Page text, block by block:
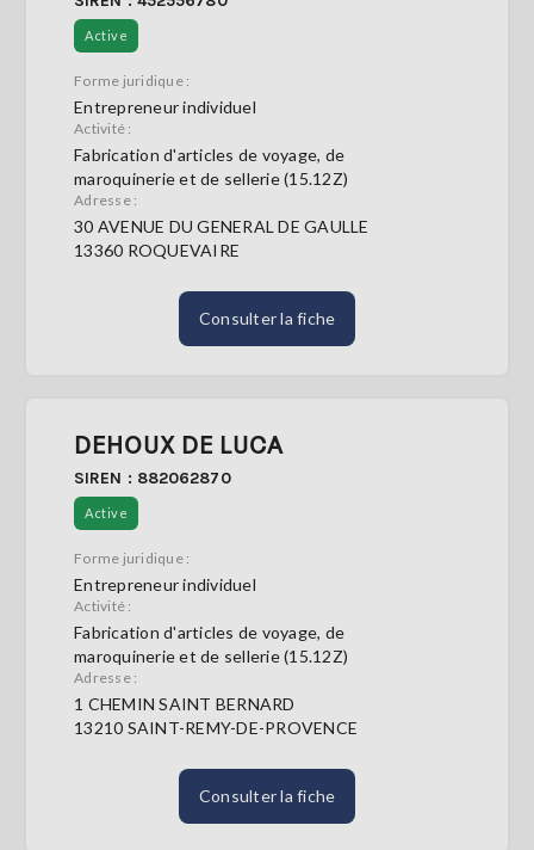
Active
Forme juridique :
Entrepreneur individuel
Activité :
Fabrication d'articles de voyage, de
maroquinerie et de sellerie (15.12Z)
Adresse :
30 AVENUE DU GENERAL DE GAULLE
13360 ROQUEVAIRE
Consulter la fiche
DEHOUX DE LUCA
SIREN : 882062870
Active
Forme juridique :
Entrepreneur individuel
Activité :
Fabrication d'articles de voyage, de
maroquinerie et de sellerie (15.12Z)
Adresse :
1 CHEMIN SAINT BERNARD
13210 SAINT-REMY-DE-PROVENCE
Consulter la fiche